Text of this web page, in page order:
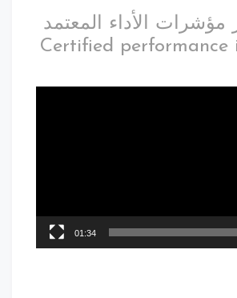
مؤشرات الأداء المعتمد
| Certified
01:34